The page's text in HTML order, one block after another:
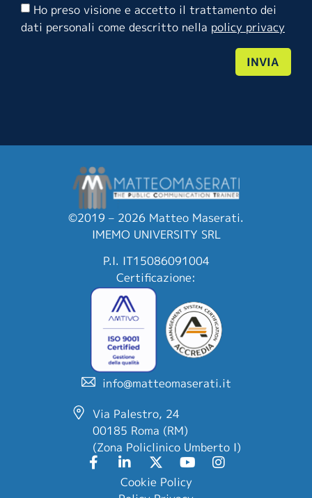
Ho preso visione e accetto il trattamento dei
dati personali come descritto nella policy privacy
INVIA
©2019 – 2026 Matteo Maserati.
IMEMO UNIVERSITY SRL
P.I. IT15086091004
info@matteomaserati.it
Via Palestro, 24
00185 Roma (RM)
(Zona Policlinico Umberto I)
Certificazione:
Cookie Policy